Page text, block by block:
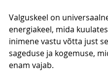
Valguskeel on
energiakeel, mida
inimene vastu võtta just
sageduse ja kogemuse,
enam vajab.